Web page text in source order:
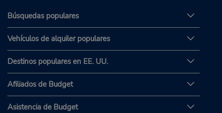
Búsquedas populares
Vehículos de alquiler populares
Destinos populares en EE. UU.
Afiliados de Budget
Asistencia de Budget